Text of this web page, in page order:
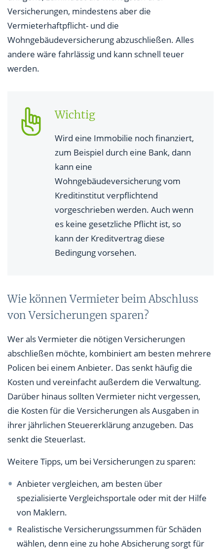
Versicherungen, mindestens aber die
Vermieterhaftpflicht- und die
Wohngebäudeversicherung abzuschließen. Alles
andere wäre fahrlässig und kann schnell teuer
werden.
Wichtig
Wird eine Immobilie noch finanziert,
zum Beispiel durch eine Bank, dann
kann eine
Wohngebäudeversicherung vom
Kreditinstitut verpflichtend
vorgeschrieben werden. Auch wenn
es keine gesetzliche Pflicht ist, so
kann der Kreditvertrag diese
Bedingung vorsehen.
Wie können Vermieter beim Abschluss
von Versicherungen sparen?
Wer als Vermieter die nötigen Versicherungen
abschließen möchte, kombiniert am besten mehrere
Policen bei einem Anbieter. Das senkt häufig die
Kosten und vereinfacht außerdem die Verwaltung.
Darüber hinaus sollten Vermieter nicht vergessen,
die Kosten für die Versicherungen als Ausgaben in
ihrer jährlichen Steuererklärung anzugeben. Das
senkt die Steuerlast.
Weitere Tipps, um bei Versicherungen zu sparen:
Anbieter vergleichen, am besten über
spezialisierte Vergleichsportale oder mit der Hilfe
von Maklern.
Realistische Versicherungssummen für Schäden
wählen, denn eine zu hohe Absicherung sorgt für